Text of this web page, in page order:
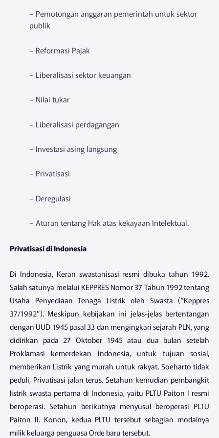
– Pemotongan anggaran pemerintah untuk sektor
publik
– Reformasi Pajak
– Liberalisasi sektor keuangan
– Nilai tukar
– Liberalisasi perdagangan
– Investasi asing langsung
– Privatisasi
– Deregulasi
– Aturan tentang Hak atas kekayaan Intelektual.
Privatisasi di Indonesia
Di Indonesia, Keran swastanisasi resmi dibuka tahun 1992.
Salah satunya melalui KEPPRES Nomor 37 Tahun 1992 tentang
Usaha Penyediaan Tenaga Listrik oleh Swasta (“Keppres
37/1992”). Meskipun kebijakan ini jelas-jelas bertentangan
dengan UUD 1945 pasal 33 dan mengingkari sejarah PLN, yang
didirikan pada 27 Oktober 1945 atau dua bulan setelah
Proklamasi kemerdekan Indonesia, untuk tujuan sosial,
memberikan Listrik yang murah untuk rakyat. Soeharto tidak
peduli, Privatisasi jalan terus. Setahun kemudian pembangkit
listrik swasta pertama di Indonesia, yaitu PLTU Paiton I resmi
beroperasi. Setahun berikutnya menyusul beroperasi PLTU
Paiton II. Konon, kedua PLTU tersebut sebagian modalnya
milik keluarga penguasa Orde baru tersebut.